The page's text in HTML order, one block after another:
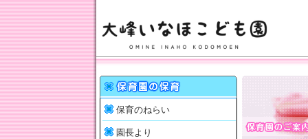
保育のねらい
園長より